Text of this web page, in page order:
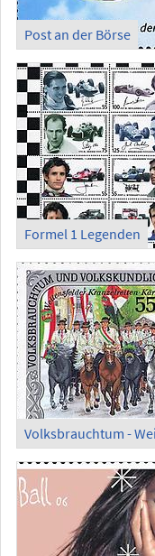
Post an der Börse
Formel 1 Legenden